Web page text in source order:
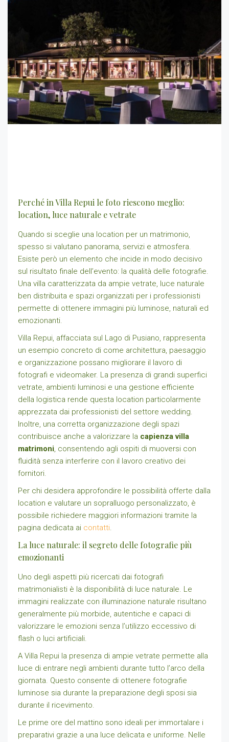
Perché in Villa Repui le foto riescono meglio:
location, luce naturale e vetrate
Quando si sceglie una location per un matrimonio,
spesso si valutano panorama, servizi e atmosfera.
Esiste però un elemento che incide in modo decisivo
sul risultato finale dell’evento: la qualità delle fotografie.
Una villa caratterizzata da ampie vetrate, luce naturale
ben distribuita e spazi organizzati per i professionisti
permette di ottenere immagini più luminose, naturali ed
emozionanti.
Villa Repui, affacciata sul Lago di Pusiano, rappresenta
un esempio concreto di come architettura, paesaggio
e organizzazione possano migliorare il lavoro di
fotografi e videomaker. La presenza di grandi superfici
vetrate, ambienti luminosi e una gestione efficiente
della logistica rende questa location particolarmente
apprezzata dai professionisti del settore wedding.
Inoltre, una corretta organizzazione degli spazi
contribuisce anche a valorizzare la capienza villa
matrimoni, consentendo agli ospiti di muoversi con
fluidità senza interferire con il lavoro creativo dei
fornitori.
Per chi desidera approfondire le possibilità offerte dalla
location e valutare un sopralluogo personalizzato, è
possibile richiedere maggiori informazioni tramite la
pagina dedicata ai contatti.
La luce naturale: il segreto delle fotografie più
emozionanti
Uno degli aspetti più ricercati dai fotografi
matrimonialisti è la disponibilità di luce naturale. Le
immagini realizzate con illuminazione naturale risultano
generalmente più morbide, autentiche e capaci di
valorizzare le emozioni senza l’utilizzo eccessivo di
flash o luci artificiali.
A Villa Repui la presenza di ampie vetrate permette alla
luce di entrare negli ambienti durante tutto l’arco della
giornata. Questo consente di ottenere fotografie
luminose sia durante la preparazione degli sposi sia
durante il ricevimento.
Le prime ore del mattino sono ideali per immortalare i
preparativi grazie a una luce delicata e uniforme. Nelle